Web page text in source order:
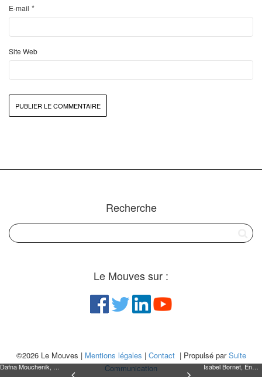
Dafna Mouchenik, Logivitae _ LeadHer 2018 Isabel Bornet, Envolelles _ LeadHer 2018
E-mail *
Site Web
Recherche
Le Mouves sur :
©2026 Le Mouves | Mentions légales | Contact| Propulsé parSuite
Communication